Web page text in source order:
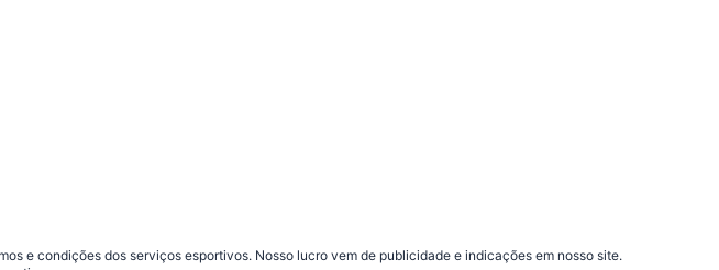
e condições dos serviços esportivos. Nosso lucro vem de publicidade e indicações em nosso site.